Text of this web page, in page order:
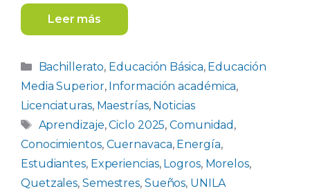
Leer más
Categorías
Bachillerato, Educación Básica, Educación
Media Superior, Información académica,
Licenciaturas, Maestrías, Noticias
Etiquetas
Aprendizaje,Ciclo 2025,Comunidad ,
Conocimientos, Cuernavaca, Energía,
Estudiantes, Experiencias, Logros, Morelos,
Quetzales, Semestres, Sueños, UNILA